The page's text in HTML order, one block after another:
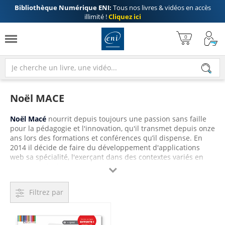
Bibliothèque Numérique ENI: Tous nos livres & vidéos en accès
illimité !Cliquez ici
Noël MACE
Noël Macé nourrit depuis toujours une passion sans faille
pour la pédagogie et l'innovation, qu'il transmet depuis onze
ans lors des formations et conférences qu’il dispense. En
2014 il décide de faire du développement d'applications
web sa spécialité, l'exerçant dans des contextes variés en
tant que développeur, architecte logiciel, directeur
technique et Developer Advocate. Depuis, il recherche ainsi
systématiquement à identifier et transmettre les approches
optimales pour les équipes de développements et les
utilisateurs, recherche dont il expose dans ce livre les
premières conclusions.

Filtrez par